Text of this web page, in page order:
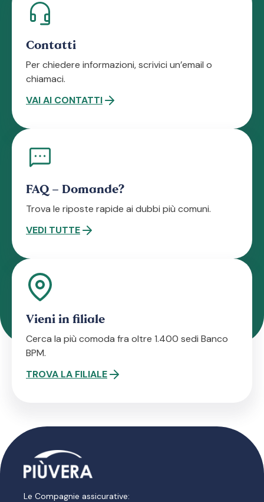
Contatti
Per chiedere informazioni, scrivici un’email o
chiamaci.
VAI AI CONTATTI
FAQ – Domande?
Trova le riposte rapide ai dubbi più comuni.
VEDI TUTTE
Vieni in filiale
Cerca la più comoda fra oltre 1.400 sedi Banco
BPM.
TROVA LA FILIALE
Le Compagnie assicurative: